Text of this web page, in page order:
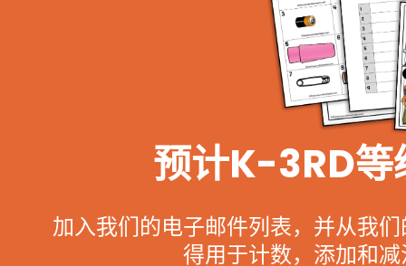
预计K-3RD等
加入我们的电子邮件列表，并从我
得用于计数，添加和